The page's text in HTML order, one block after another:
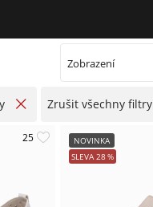
Zobrazení
Zrušit všechny filtry
NOVINKA
SLEVA 28%